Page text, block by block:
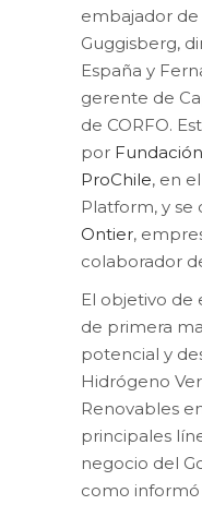
embajador de
Guggisberg,
España y
gerente de
de CORFO.
por
ProChile, en
Platform, y
Ontier,
colaborador
El objetivo de
de primera
potencial y
Hidrógeno
Renovables
principales
negocio del
como